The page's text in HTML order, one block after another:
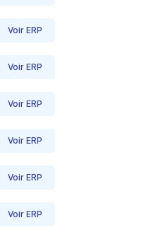
Voir ERP
Voir ERP
Voir ERP
Voir ERP
Voir ERP
Voir ERP